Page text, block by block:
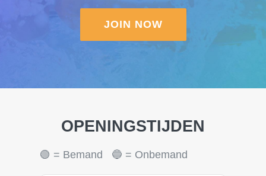
JOIN NOW
OPENINGSTIJDEN
🟢 = Bemand 🔵 = Onbemand